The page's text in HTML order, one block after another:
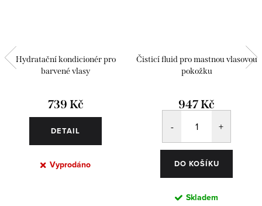
Hydratační kondicionér pro
barvené vlasy
739 Kč
DETAIL
Vyprodáno
Čisticí fluid pro mastnou vlasovou
pokožku
947 Kč
DO KOŠÍKU
Skladem